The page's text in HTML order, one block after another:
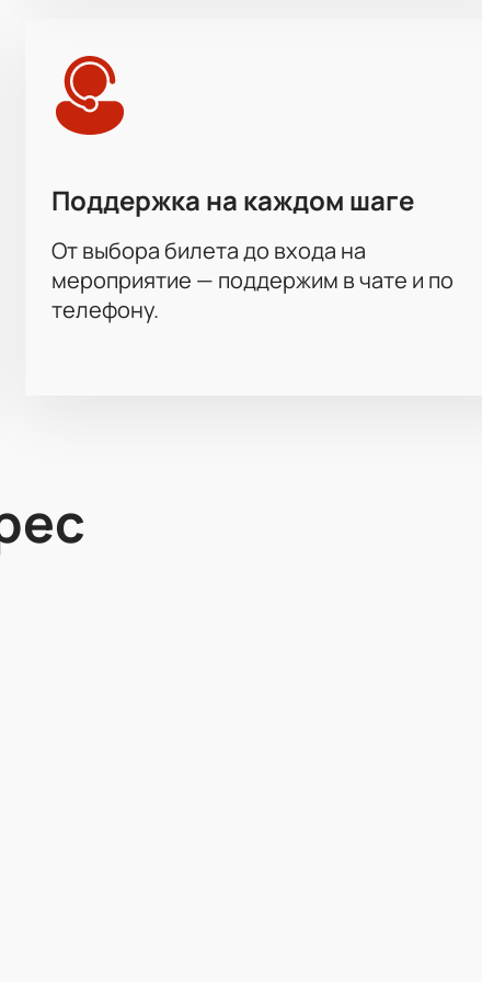
— все ответы доступны здесь! Приходите поддержать
Поддержка на каждом шаге
От выбора билета до входа на
мероприятие — поддержим в чате и по
телефону.